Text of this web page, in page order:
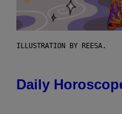
ILLUSTRATION BY REESA.
Daily